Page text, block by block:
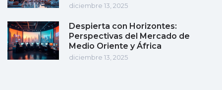
diciembre 13, 2025
Despierta con Horizontes:
Perspectivas del Mercado de
Medio Oriente y África
diciembre 13, 2025